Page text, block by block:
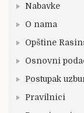
Nabavke
O nama
Opštine
Osnovni
Postupak
Pravilnici